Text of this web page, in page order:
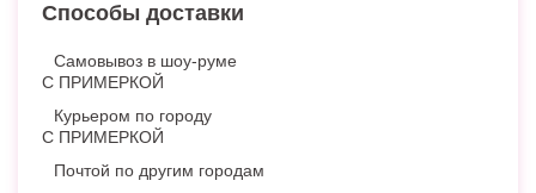
Способы доставки
Самовывоз в шоу-руме
С ПРИМЕРКОЙ
Курьером по городу
С ПРИМЕРКОЙ
Почтой по другим городам